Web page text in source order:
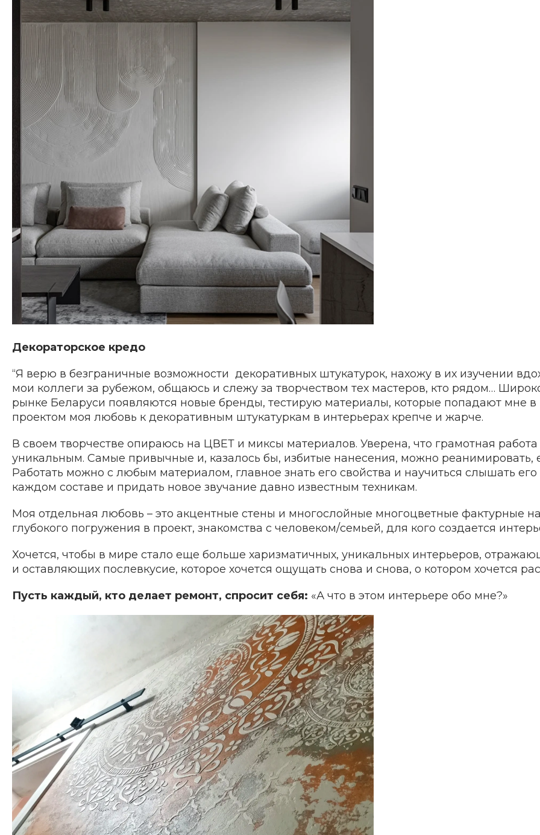
Декораторское кредо
“Я верю в безграничные возможности декоративных штукатурок, нахожу в их изучении
мои коллеги за рубежом, общаюсь и слежу за творчеством тех мастеров, кто рядом…
рынке Беларуси появляются новые бренды, тестирую материалы, которые попадают мне
проектом моя любовь к декоративным штукатуркам в интерьерах крепче и жарче.
В своем творчестве опираюсь на ЦВЕТ и миксы материалов. Уверена, что грамотная
уникальным. Самые привычные и, казалось бы, избитые нанесения, можно
Работать можно с любым материалом, главное знать его свойства и научиться слышать
каждом составе и придать новое звучание давно известным техникам.
Моя отдельная любовь – это акцентные стены и многослойные многоцветные фактурные
глубокого погружения в проект, знакомства с человеком/семьей, для кого создается
Хочется, чтобы в мире стало еще больше харизматичных, уникальных интерьеров,
и оставляющих послевкусие, которое хочется ощущать снова и снова, о котором хочется
Пусть каждый, кто делает ремонт, спросит себя: «А что в этом интерьере обо мне?»